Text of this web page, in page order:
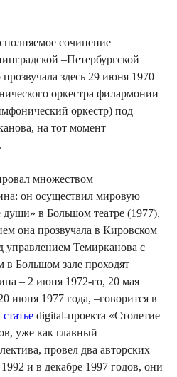
сочинение
–Петербургской
здесь 29 июня 1970
оркестра филармонии
оркестр) под
на тот момент
множеством
он осуществил мировую
в Большом театре (1977),
она прозвучала в Кировском
Темирканова с
Большом зале проходят
– 2 июня 1972-го, 20 мая
июня 1977 года, –говорится в
статье digital-проекта «Столетие
уже как главный
провел два авторских
и в декабре 1997 годов, они